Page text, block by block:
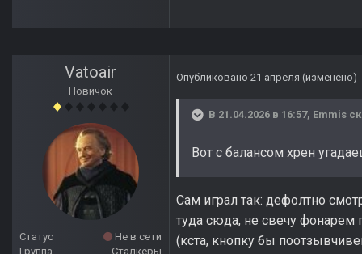
Vatoair
Новичок
Статус
Не в сети
Группа
Сталкеры
Опубликовано 21 апреля (изменено)
В 21.04.2026 в 16:57, Emmis
Вот с балансом хрен
Сам играл так: дефолтно
туда сюда, не свечу
(кста, кнопку бы